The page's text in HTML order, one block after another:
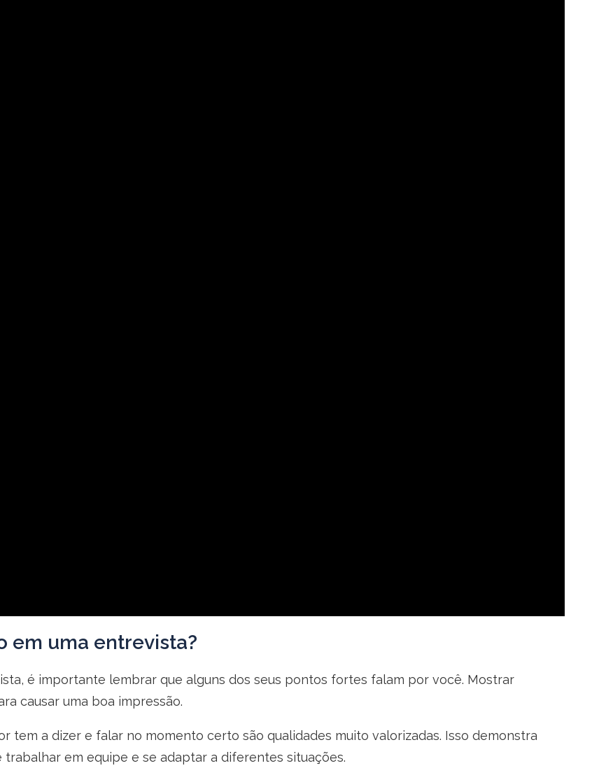
em uma entrevista?
é importante lembrar que alguns dos seus pontos fortes falam por você. Mostrar
causar uma boa impressão.
tem a dizer e falar no momento certo são qualidades muito valorizadas. Isso demonstra
em equipe e se adaptar a diferentes situações.